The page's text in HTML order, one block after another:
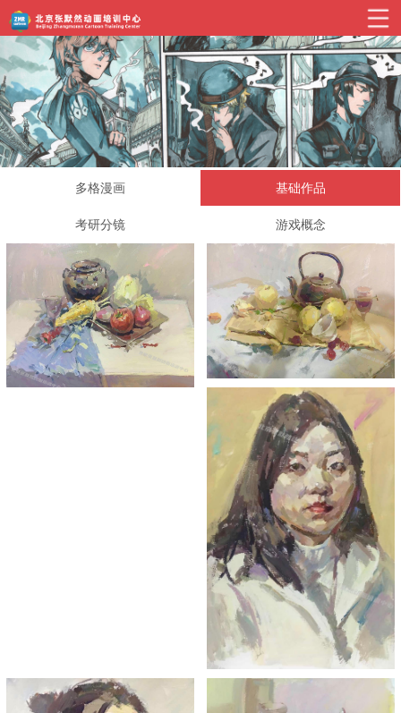
多格漫画 基础作品
考研分镜 游戏概念